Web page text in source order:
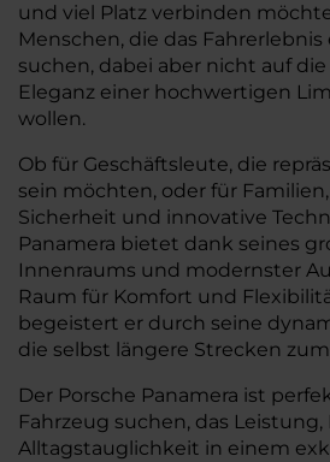
und viel Platz verbinden
Menschen, die das
suchen, dabei aber nicht auf
Eleganz einer hochwertigen
wollen.
Ob für Geschäftsleute, die
sein möchten, oder für
Sicherheit und innovative
Panamera bietet dank seines
Innenraums und modernster
Raum für Komfort und
begeistert er durch seine
die selbst längere Strecken
Der Porsche Panamera ist
Fahrzeug suchen, das Leistung,
Alltagstauglichkeit in einem